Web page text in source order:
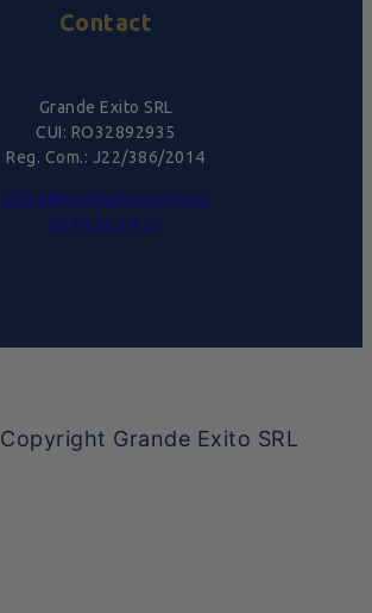
Contact
Grande Exito SRL
CUI: RO32892935
Reg. Com.: J22/386/2014
office@pralinebelgiene.ro
0744.58.74.51
Copyright Grande Exito SRL